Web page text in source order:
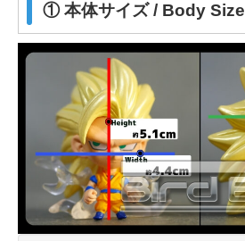
① 本体サイズ / Body Size